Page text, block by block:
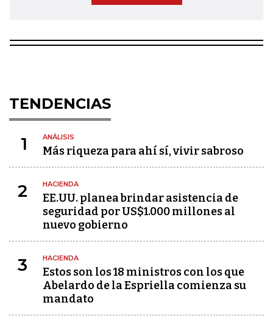
TENDENCIAS
1 ANÁLISIS
Más riqueza para ahí sí, vivir sabroso
2 HACIENDA
EE.UU. planea brindar asistencia de
seguridad por US$1.000 millones al
nuevo gobierno
3 HACIENDA
Estos son los 18 ministros con los que
Abelardo de la Espriella comienza su
mandato